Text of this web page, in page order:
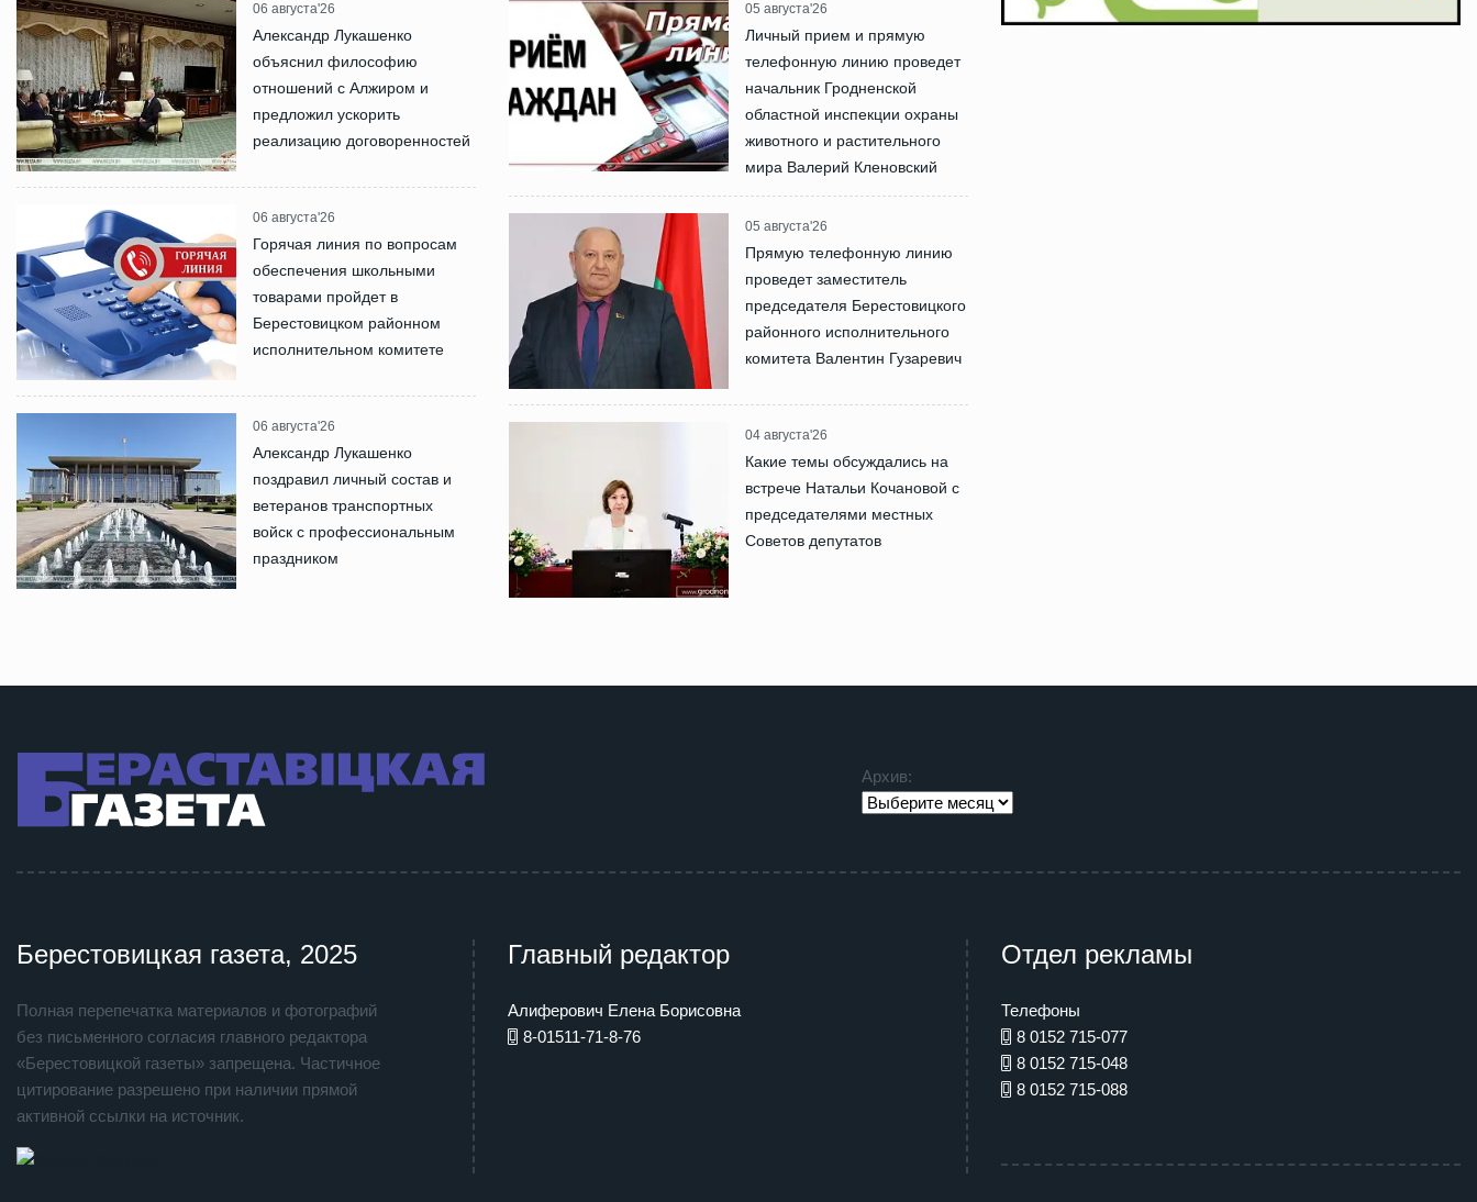
06 августа'26
Александр Лукашенко
объяснил философию
отношений с Алжиром и
предложил ускорить
реализацию договоренностей
06 августа'26
Горячая линия по вопросам
обеспечения школьными
товарами пройдет в
Берестовицком районном
исполнительном комитете
06 августа'26
Александр Лукашенко
поздравил личный состав и
ветеранов транспортных
войск с профессиональным
праздником
05 августа'26
Личный прием и прямую
телефонную линию проведет
начальник Гродненской
областной инспекции охраны
животного и растительного
мира Валерий Кленовский
05 августа'26
Прямую телефонную линию
проведет заместитель
председателя Берестовицкого
районного исполнительного
комитета Валентин Гузаревич
04 августа'26
Какие темы обсуждались на
встрече Натальи Кочановой с
председателями местных
Советов депутатов
Архив:
Берестовицкая газета, 2025
Полная перепечатка материалов и фотографий
без письменного согласия главного редактора
«Берестовицкой газеты» запрещена. Частичное
цитирование разрешено при наличии прямой
активной ссылки на источник.
Главный редактор
Алиферович Елена Борисовна
8-01511-71-8-76
Отдел рекламы
Телефоны
8 0152 715-077
8 0152 715-048
8 0152 715-088